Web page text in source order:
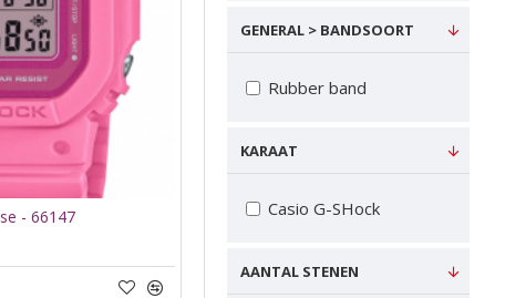
- 66147
Samsung
VNDX Amsterdam
GENERAL > BANDSOORT
Rubber band
KARAAT
Casio G-SHock
AANTAL STENEN